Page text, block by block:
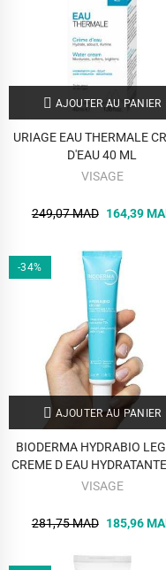
AJOUTER AU PANIER
URIAGE EAU THERMALE
D'EAU 40 ML
VISAGE
249,07 MAD 164,39
-34%
AJOUTER AU PANIER
BIODERMA HYDRABIO
CREME D EAU
40 ML
VISAGE
281,75 MAD 185,96